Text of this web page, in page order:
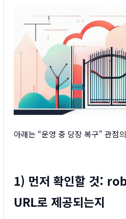
아래는 “운영 중 당장 복구” 관점
1) 먼저 확인할 것:
URL로 제공되는지